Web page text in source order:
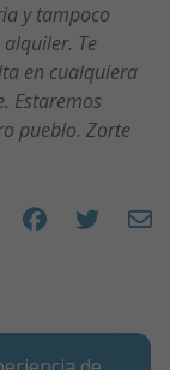
y tampoco
Te
en cualquiera
Estaremos
pueblo. Zorte
Compartir en